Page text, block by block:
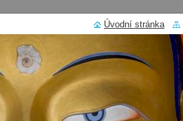
Úvodní stránka